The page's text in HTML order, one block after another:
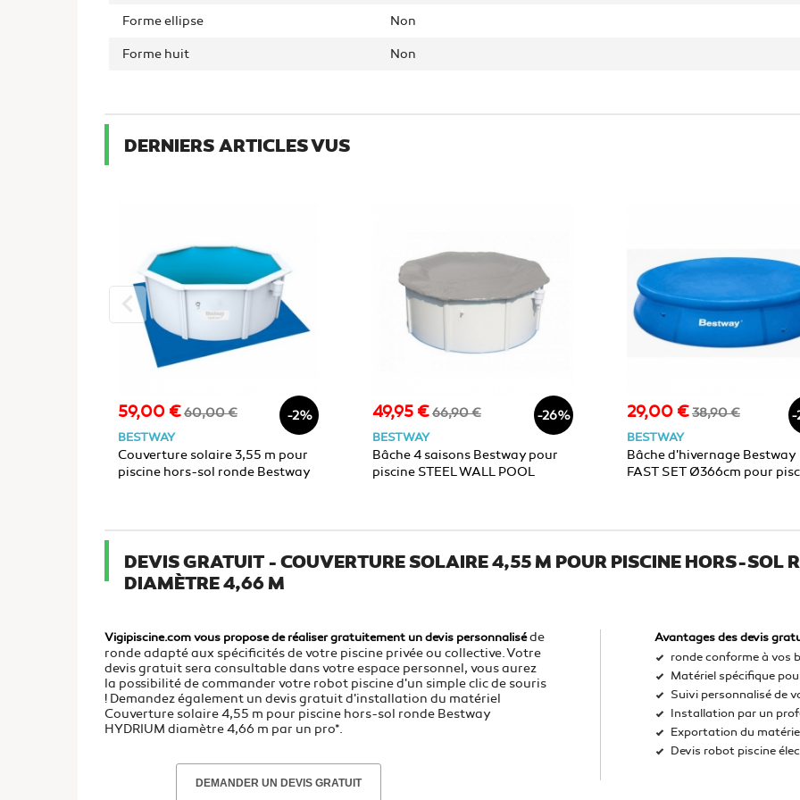
Forme ellipse Non
Forme huit Non
DERNIERS ARTICLES VUS
Prix
59,00 €Prix
60,00 € -2%
BESTWAY
Couverture solaire 3,55 m pour
piscine hors-sol ronde Bestway
Prix
49,95 €Prix
66,90 € -26%
BESTWAY
Bâche 4 saisons Bestway pour
piscine STEEL WALL POOL
Prix
29,00 €Prix
38,90 € -
BESTWAY
Bâche d'hivernage Bestway
FAST SET Ø366cm pour
keyboard_arrow_left
DEVIS GRATUIT - COUVERTURE SOLAIRE 4,55 M POUR PISCINE HORS-SOL
DIAMÈTRE 4,66 M
Vigipiscine.com vous propose de réaliser gratuitement un devis personnaliséde
ronde adapté aux spécificités de votre piscine privée ou collective. Votre
devis gratuit sera consultable dans votre espace personnel, vous aurez
la possibilité de commander votre robot piscine d'un simple clic de souris
! Demandez également un devis gratuit d'installation du matériel
Couverture solaire 4,55 m pour piscine hors-sol ronde Bestway
HYDRIUM diamètre 4,66 m par un pro*.
DEMANDER UN DEVIS GRATUIT
Avantages des devis
ronde conforme à vos
Matériel spécifique
Suivi personnalisé de
Installation par un
Exportation du
Devis robot piscine